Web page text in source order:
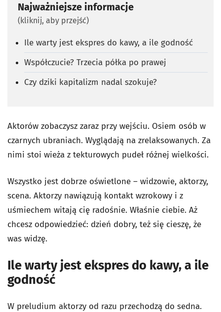
Najważniejsze informacje
(kliknij, aby przejść)
Ile warty jest ekspres do kawy, a ile godność
Współczucie? Trzecia półka po prawej
Czy dziki kapitalizm nadal szokuje?
Aktorów zobaczysz zaraz przy wejściu. Osiem osób w
czarnych ubraniach. Wyglądają na zrelaksowanych. Za
nimi stoi wieża z tekturowych pudeł różnej wielkości.
Wszystko jest dobrze oświetlone – widzowie, aktorzy,
scena. Aktorzy nawiązują kontakt wzrokowy i z
uśmiechem witają cię radośnie. Właśnie ciebie. Aż
chcesz odpowiedzieć: dzień dobry, też się cieszę, że
was widzę.
Ile warty jest ekspres do kawy, a ile
godność
W preludium aktorzy od razu przechodzą do sedna.